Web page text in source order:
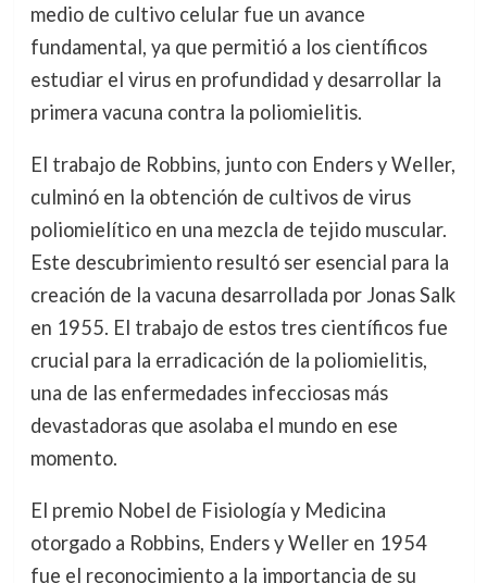
medio de cultivo celular fue un avance
fundamental, ya que permitió a los científicos
estudiar el virus en profundidad y desarrollar la
primera vacuna contra la poliomielitis.
El trabajo de Robbins, junto con Enders y Weller,
culminó en la obtención de cultivos de virus
poliomielítico en una mezcla de tejido muscular.
Este descubrimiento resultó ser esencial para la
creación de la vacuna desarrollada por Jonas Salk
en 1955. El trabajo de estos tres científicos fue
crucial para la erradicación de la poliomielitis,
una de las enfermedades infecciosas más
devastadoras que asolaba el mundo en ese
momento.
El premio Nobel de Fisiología y Medicina
otorgado a Robbins, Enders y Weller en 1954
fue el reconocimiento a la importancia de su